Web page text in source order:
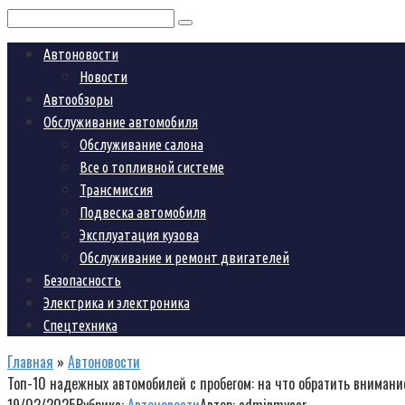
Поиск:
Автоновости
Новости
Автообзоры
Обслуживание автомобиля
Обслуживание салона
Все о топливной системе
Трансмиссия
Подвеска автомобиля
Эксплуатация кузова
Обслуживание и ремонт двигателей
Безопасность
Электрика и электроника
Спецтехника
Главная » Автоновости
Топ-10 надежных автомобилей с пробегом: на что обратить